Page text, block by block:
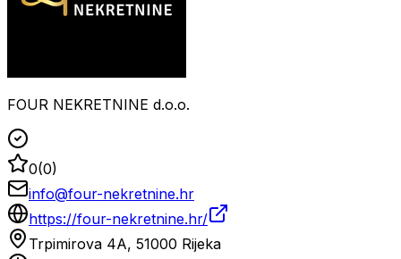
FOUR NEKRETNINE d.o.o.
0(0)
info@four-nekretnine.hr
https://four-nekretnine.hr/
Trpimirova 4A, 51000 Rijeka